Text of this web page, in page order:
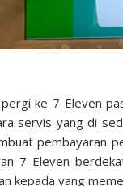
ke 7 Eleven
servis yang di
pembayaran
7 Eleven
kepada yang